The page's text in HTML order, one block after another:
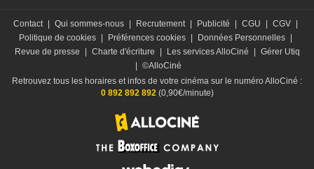
Contact Qui sommes-nous Recrutement Publicité CGU CGV
Politique de cookies
Préférences cookies Données Personnelles
Revue de presse
Charte d'écriture Les services AlloCiné
Gérer Utiq
©AlloCiné
Retrouvez tous les horaires et infos de votre cinéma sur le numéro AlloCiné :
0 892 892 892(0,90€/minute)